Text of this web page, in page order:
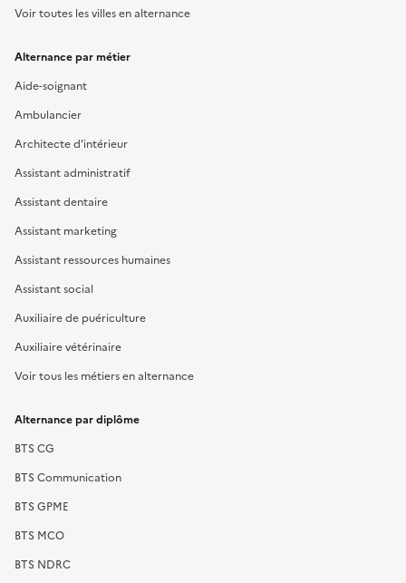
Voir toutes les villes en alternance
Alternance par métier
Aide-soignant
Ambulancier
Architecte d'intérieur
Assistant administratif
Assistant dentaire
Assistant marketing
Assistant ressources humaines
Assistant social
Auxiliaire de puériculture
Auxiliaire vétérinaire
Voir tous les métiers en alternance
Alternance par diplôme
BTS CG
BTS Communication
BTS GPME
BTS MCO
BTS NDRC